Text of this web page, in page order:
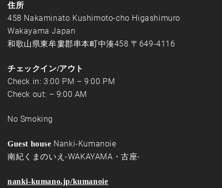
住所
458 Nakaminato Kushimoto-cho Higashimuro
Wakayama Japan
和歌山県東牟婁郡串本町中湊458 〒649-4116
チェックイン/アウト
Check in: 3:00 PM – 9:00 PM
Check out: – 9:00 AM
No Smoking
Guest house Nanki-Kumanoie
南紀くまのいえ-WAKAYAMA・古座-
nanki-kumano.jp/kumanoie